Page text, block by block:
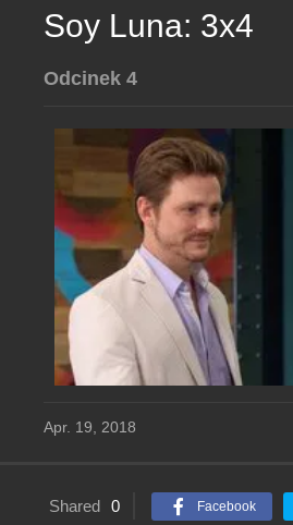
Soy Luna: 3x4
Odcinek 4
Apr. 19, 2018
Shared 0 Facebook